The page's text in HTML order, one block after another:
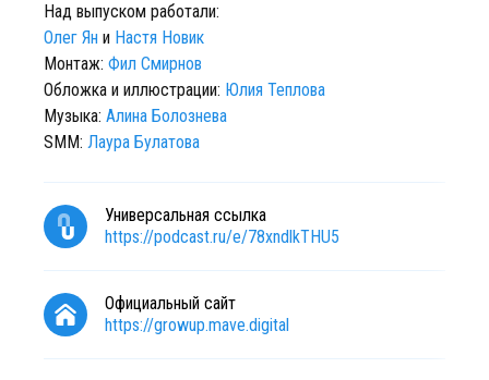
Над выпуском работали:
Олег Ян и Настя Новик
Монтаж: Фил Смирнов
Обложка и иллюстрации: Юлия Теплова
Музыка: Алина Болознева
SMM: Лаура Булатова
Универсальная ссылка
https://podcast.ru/e/78xndlkTHU5
Официальный сайт
https://growup.mave.digital